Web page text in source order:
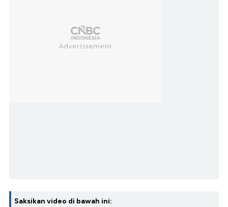
Saksikan video di bawah ini: